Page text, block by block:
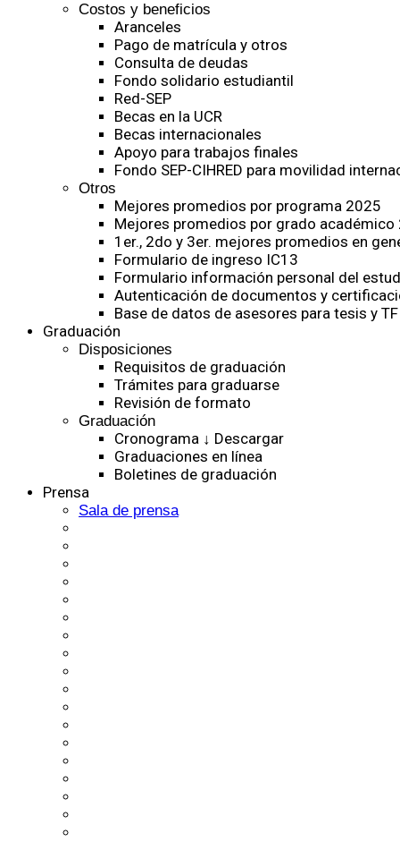
Costos y beneficios
Aranceles
Pago de matrícula y otros
Consulta de deudas
Fondo solidario estudiantil
Red-SEP
Becas en la UCR
Becas internacionales
Apoyo para trabajos finales
Fondo SEP-CIHRED para movilidad
Otros
Mejores promedios por programa 2025
Mejores promedios por grado académico
1er., 2do y 3er. mejores promedios en
Formulario de ingreso IC13
Formulario información personal del
Autenticación de documentos y
Base de datos de asesores para tesis y
Graduación
Disposiciones
Requisitos de graduación
Trámites para graduarse
Revisión de formato
Graduación
Cronograma ↓ Descargar
Graduaciones en línea
Boletines de graduación
Prensa
Sala de prensa